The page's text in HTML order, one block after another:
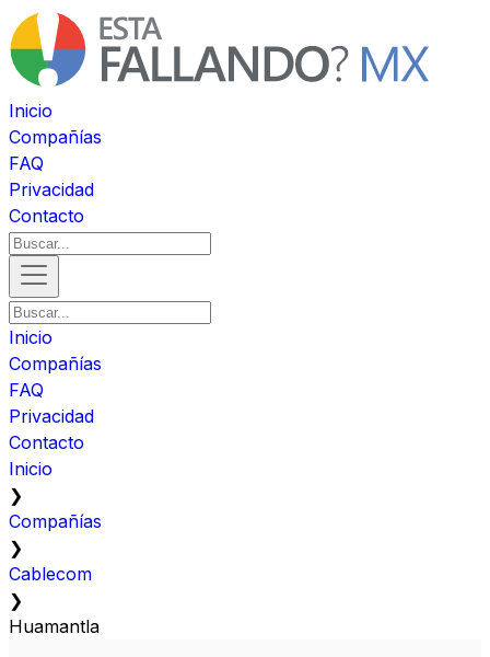
Inicio
Compañías
FAQ
Privacidad
Contacto
Inicio
Compañías
FAQ
Privacidad
Contacto
Inicio
❯
Compañías
❯
Cablecom
❯
Huamantla